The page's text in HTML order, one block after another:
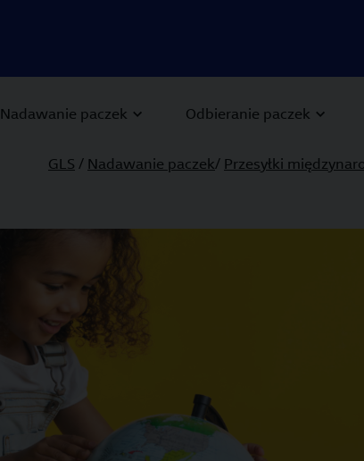
Nadawanie paczek Odbieranie paczek
GLS / Nadawanie paczek/ Przesyłki